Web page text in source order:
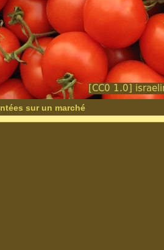
sur un marché